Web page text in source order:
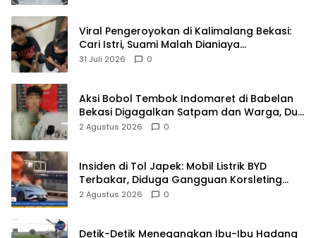
Viral Pengeroyokan di Kalimalang Bekasi:
Cari Istri, Suami Malah Dianiaya
Sekelompok Pria
31 Juli 2026 0
Aksi Bobol Tembok Indomaret di Babelan
Bekasi Digagalkan Satpam dan Warga, Dua
Pelaku Diamankan
2 Agustus 2026 0
Insiden di Tol Japek: Mobil Listrik BYD
Terbakar, Diduga Gangguan Korsleting
Listrik
2 Agustus 2026 0
Detik-Detik Menegangkan Ibu-Ibu Hadang